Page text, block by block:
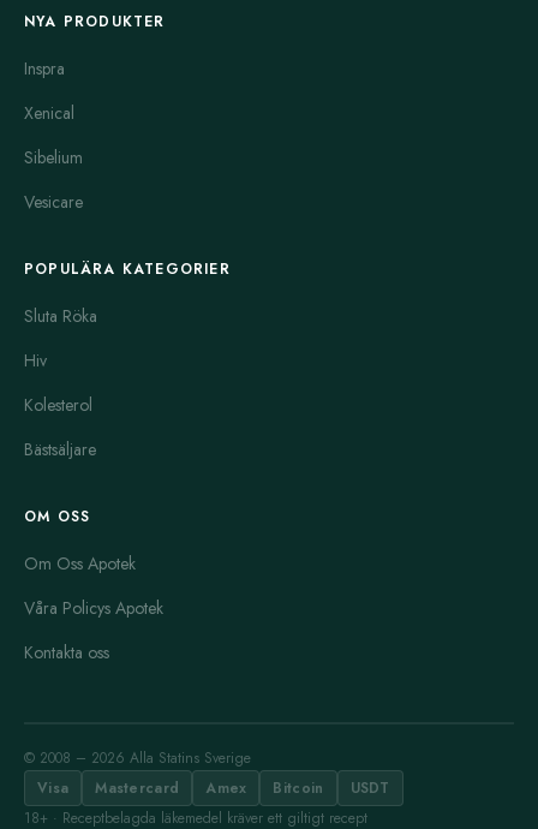
NYA PRODUKTER
Inspra
Xenical
Sibelium
Vesicare
POPULÄRA KATEGORIER
Sluta Röka
Hiv
Kolesterol
Bästsäljare
OM OSS
Om Oss Apotek
Våra Policys Apotek
Kontakta oss
© 2008 – 2026 Alla Statins Sverige
Visa
Mastercard Amex Bitcoin
USDT
18+ · Receptbelagda läkemedel kräver ett giltigt recept